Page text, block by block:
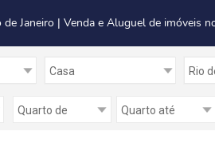
de Janeiro | Venda e Aluguel de imóveis